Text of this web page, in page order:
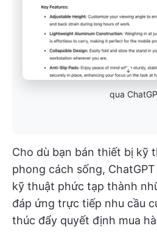
qua
Cho dù bạn bán thiết bị kỹ
phong cách sống,
kỹ thuật phức tạp thành
đáp ứng trực tiếp nhu cầu
thúc đẩy quyết định mua